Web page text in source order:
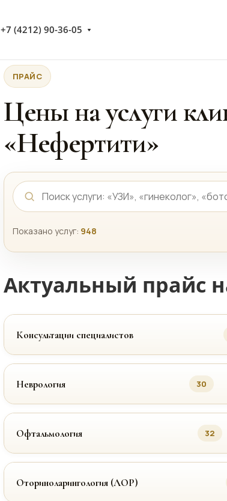
+7 (4212) 90-36-05
ПРАЙС
Цены на услуги
«Нефертити»
Показано услуг: 948
Актуальный прайс
Консультации специалистов
Неврология 30
Офтальмология 32
Оториноларингология (ЛОР)